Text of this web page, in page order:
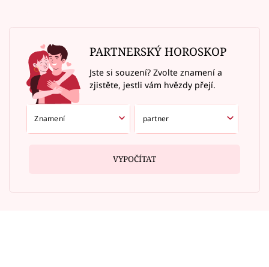
PARTNERSKÝ HOROSKOP
Jste si souzení? Zvolte znamení a
zjistěte, jestli vám hvězdy přejí.
VYPOČÍTAT